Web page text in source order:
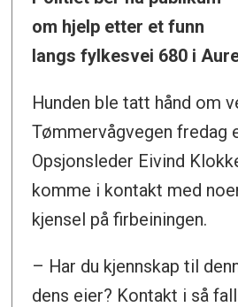
om hjelp etter et funn
langs fylkesvei 680 i
Hunden ble tatt hånd om
Tømmervågvegen fredag
Opsjonsleder Eivind
komme i kontakt med
kjensel på firbeiningen.
– Har du kjennskap til
dens eier? Kontakt i så